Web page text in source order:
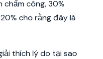
chấm công, 30%
cho rằng đây là
thích lý do tại sao